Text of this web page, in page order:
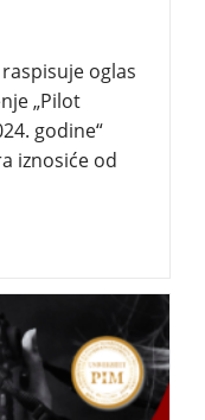
oglas
„Pilot
godine“
iznosiće od